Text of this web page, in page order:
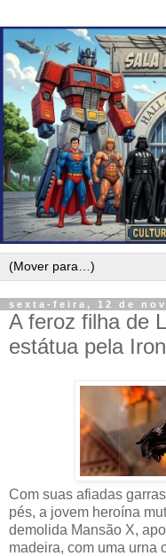
sexta-feira, 12 de
A feroz filha de
estátua pela
Com suas afiadas
pés, a jovem heroína
demolida Mansão X,
madeira, com uma urna